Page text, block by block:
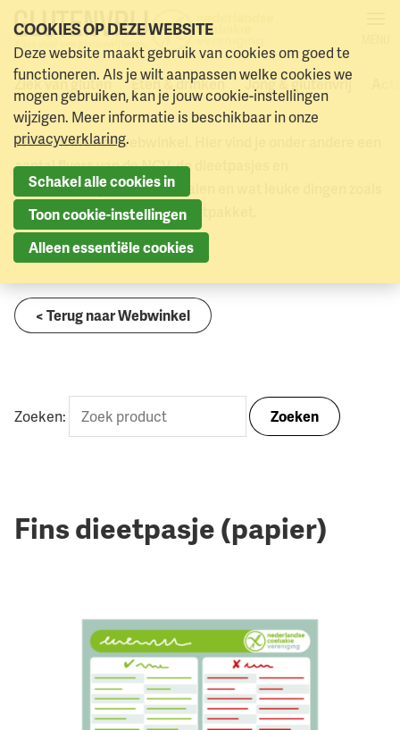
Naar menu Naar hoofdinhoud
Ziek van gluten Eten & drinken Jong & glutenvrij
Webwinkel Fins dieetpasje (papier) 0
Naar
winkelmand
Webwinkel
Welkom in onze webwinkel. Hier vind je onder andere een
aantal flyers van de NCV, de dieetpasjes en
dieetvertalingen in zo’n 40 talen en wat leuke dingen zoals
een poster en het spreekbeurtpakket.
< Terug naar Webwinkel
Zoeken: Zoeken
Fins dieetpasje (papier)
COOKIES OP DEZE WEBSITE
Deze website maakt gebruik van cookies om goed te
functioneren. Als je wilt aanpassen welke cookies we
mogen gebruiken, kan je jouw cookie-instellingen
wijzigen. Meer informatie is beschikbaar in onze
privacyverklaring.
Schakel alle cookies in
Toon cookie-instellingen
Alleen essentiële cookies